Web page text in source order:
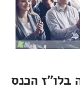
בלו"ז הכנס